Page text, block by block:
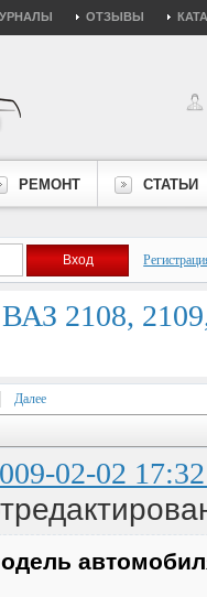
ОТЗЫВЫ
РЕМОНТ СТАТЬИ
2108,
Далее
02-02